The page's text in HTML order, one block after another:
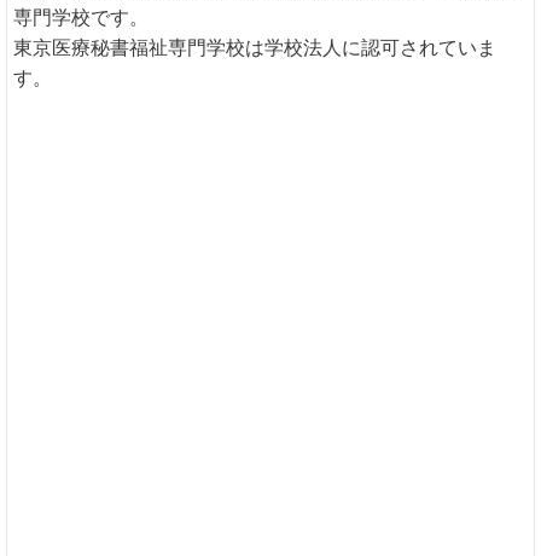
専門学校です。
東京医療秘書福祉専門学校は学校法人に認可されていま
す。